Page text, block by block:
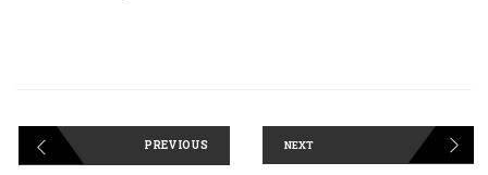
PREVIOUS NEXT